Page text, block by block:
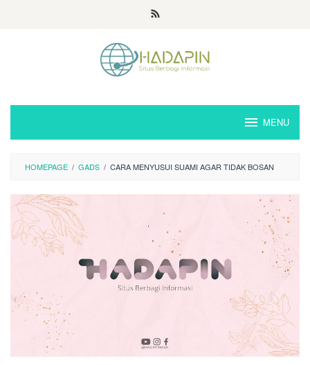
MENU
HOMEPAGE / GADS / CARA MENYUSUI SUAMI AGAR TIDAK BOSAN